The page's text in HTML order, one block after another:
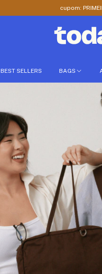
Frete grátis em
BEST SELLERS BAGS